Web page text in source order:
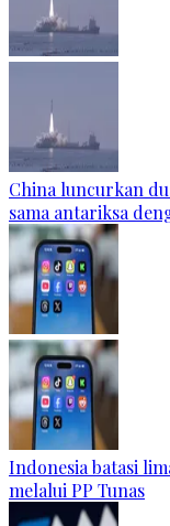
China luncurkan
sama antariksa
Indonesia batasi
melalui PP Tunas